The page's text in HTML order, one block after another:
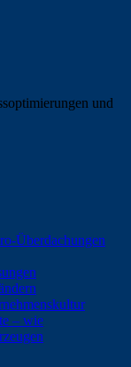
und
Überdachungen
– wie